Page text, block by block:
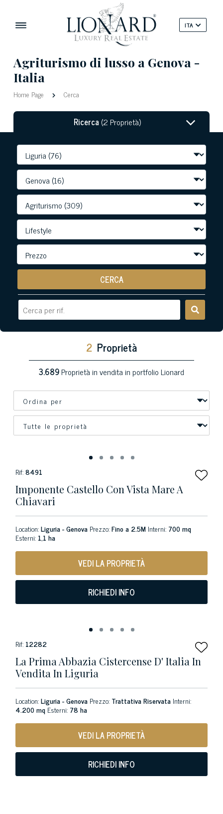
ITA
Agriturismo di lusso a Genova -
Italia
Home Page Cerca
Ricerca(2 Proprietà)
CERCA
2 Proprietà
3.689Proprietà in vendita in portfolio Lionard
Rif:8491
Imponente Castello Con Vista Mare A
Chiavari
Location:Liguria - Genova Prezzo:Fino a 2.5M Interni: 700 mq
Esterni: 1,1 ha
VEDI LA PROPRIETÀ
RICHIEDI INFO
Rif: 12282
La Prima Abbazia Cistercense D' Italia In
Vendita In Liguria
Location:Liguria - Genova Prezzo: Trattativa Riservata Interni:
4.200 mq Esterni: 78 ha
VEDI LA PROPRIETÀ
RICHIEDI INFO